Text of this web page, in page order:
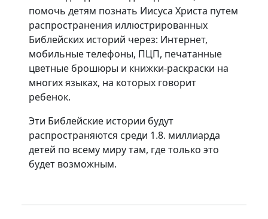
помочь детям познать Иисуса Христа путем
распространения иллюстрированных
Библейских историй через: Интернет,
мобильные телефоны, ПЦП, печатанные
цветные брошюры и книжки-раскраски на
многих языках, на которых говорит
ребенок.
Эти Библейские истории будут
распространяются среди 1.8. миллиарда
детей по всему миру там, где только это
будет возможным.